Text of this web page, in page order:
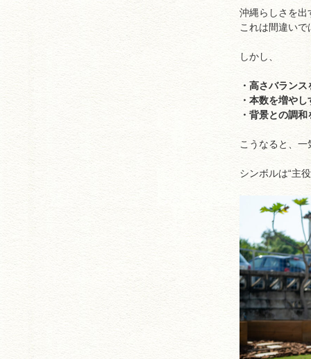
沖縄らしさを出
これは間違い
しかし、
・高さバラン
・本数を増や
・背景との調
こうなると、
シンボルは“主